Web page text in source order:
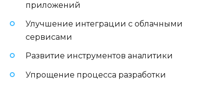
приложений
Улучшение интеграции с облачными
сервисами
Развитие инструментов аналитики
Упрощение процесса разработки